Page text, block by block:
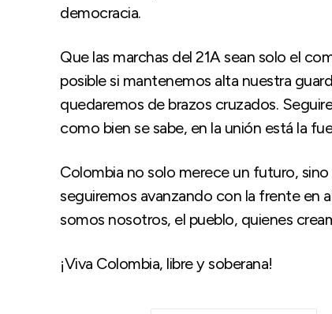
democracia.
Que las marchas del 21A sean solo el
posible si mantenemos alta nuestra
quedaremos de brazos cruzados.
como bien se sabe, en la unión está la
Colombia no solo merece un futuro,
seguiremos avanzando con la frente en
somos nosotros, el pueblo, quienes
¡Viva Colombia, libre y soberana!